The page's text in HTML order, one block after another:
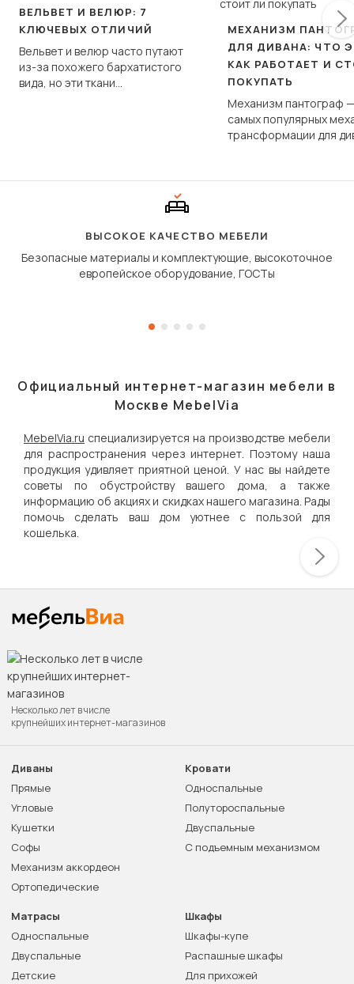
ВЕЛЬВЕТ И ВЕЛЮР: 7
КЛЮЧЕВЫХ ОТЛИЧИЙ
Вельвет и велюр часто путают
из-за похожего бархатистого
вида, но эти ткани
МЕХАНИЗМ
ДЛЯ ДИВАНА: ЧТО
КАК РАБОТАЕТ И
ПОКУПАТЬ
Механизм пантограф
самых популярных
трансформации для
сиденье не
дугообразной
ВЫСОКОЕ КАЧЕСТВО МЕБЕЛИ
Безопасные материалы и комплектующие, высокоточное
европейское оборудование, ГОСТы
Официальный интернет-магазин мебели в
Москве MebelVia
MebelVia.ru специализируется на производстве мебели
для распространения через интернет. Поэтому наша
продукция удивляет приятной ценой. У нас вы найдете
советы по обустройству вашего дома, а также
информацию об акциях и скидках нашего магазина. Рады
помочь сделать ваш дом уютнее с пользой для
кошелька.
Несколько лет в числе
крупнейших интернет-магазинов
Диваны
Прямые
Угловые
Кушетки
Софы
Механизм аккордеон
Ортопедические
Кровати
Односпальные
Полутороспальные
Двуспальные
С подъемным механизмом
Матрасы
Односпальные
Двуспальные
Детские
Шкафы
Шкафы-купе
Распашные шкафы
Для прихожей